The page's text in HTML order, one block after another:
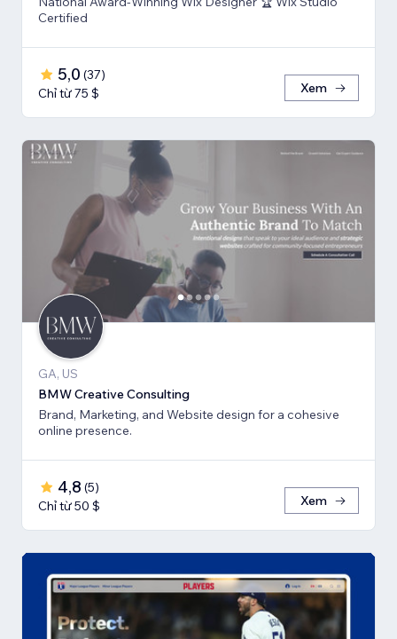
Certified
5,0 (37)
Chỉ từ 75 $
Xem
GA, US
BMW Creative Consulting
Brand, Marketing, and Website design for a cohesive
online presence.
4,8 (5)
Chỉ từ 50 $
Xem